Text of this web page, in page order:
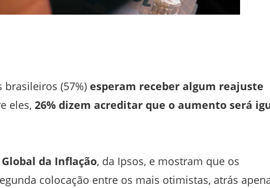
brasileiros (57%) esperam receber algum reajuste
eles, 26% dizem acreditar que o aumento será
da Inflação, da Ipsos, e mostram que os
colocação entre os mais otimistas, atrás